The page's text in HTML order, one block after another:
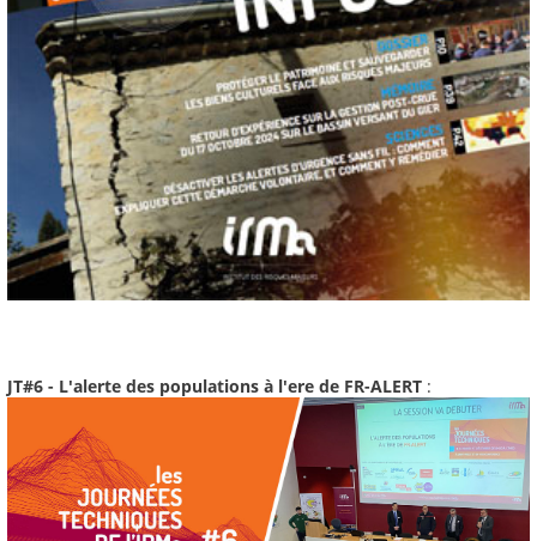
JT#6 - L'alerte des populations à l'ere de FR-ALERT :